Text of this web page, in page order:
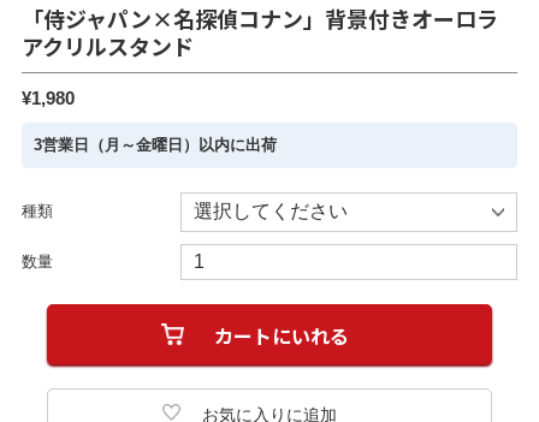
「侍ジャパン×名探偵コナン」背景付きオーロラ
アクリルスタンド
¥1,980
3営業日（月～金曜日）以内に出荷
種類
数量